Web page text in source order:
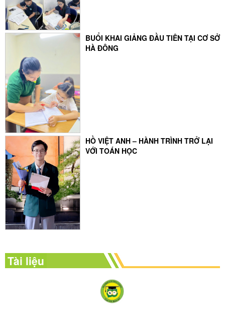
BUỔI KHAI GIẢNG ĐẦU TIÊN TẠI CƠ SỞ
HÀ ĐÔNG
HỒ VIỆT ANH – HÀNH TRÌNH TRỞ LẠI
VỚI TOÁN HỌC
Tài liệu